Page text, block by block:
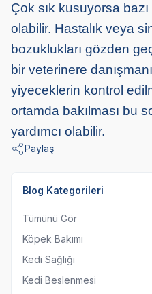
Çok sık kusuyorsa
olabilir. Hastalık veya
bozuklukları gözden
bir veterinere
yiyeceklerin kontrol
ortamda bakılması bu
yardımcı olabilir.
Paylaş
Blog Kategorileri
Tümünü Gör
Köpek Bakımı
Kedi Sağlığı
Kedi Beslenmesi